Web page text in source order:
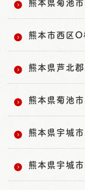
熊本市西区O
熊本県芦北
熊本県菊池
熊本県宇城
熊本県宇城